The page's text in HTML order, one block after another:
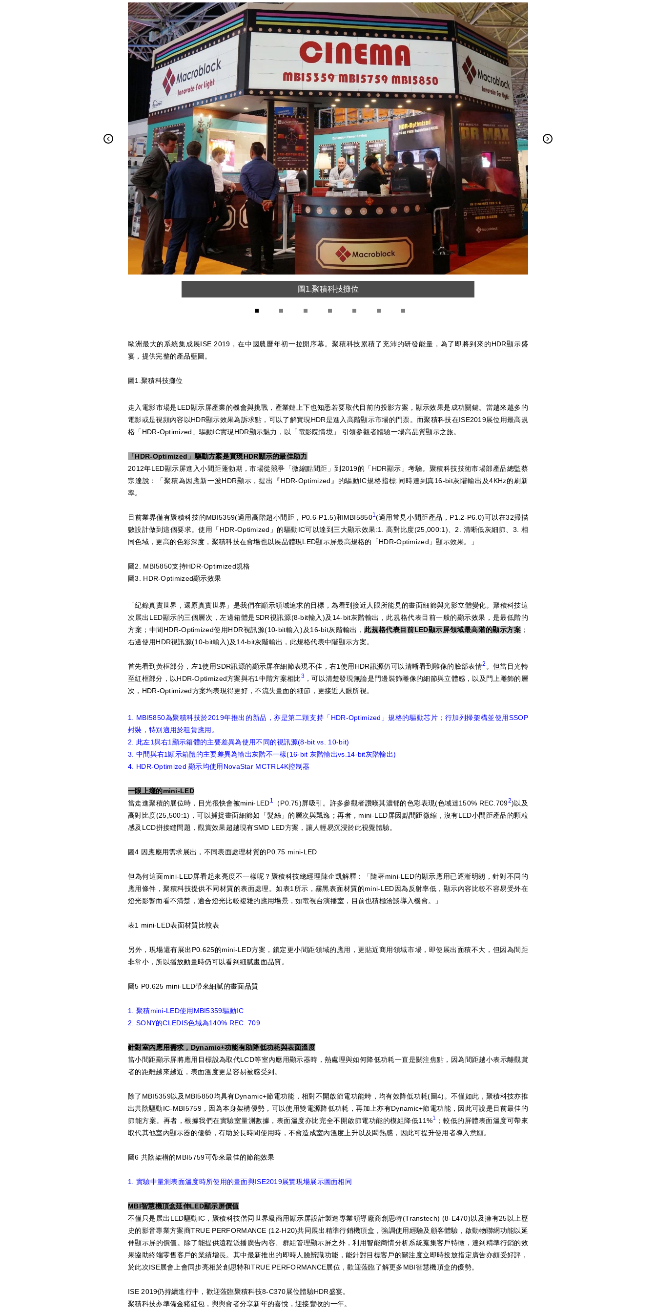
1 2 3 4 5 6 7
圖1.聚積科技攤位
歐洲最大的系統集成展ISE 2019，在中國農曆年初一拉開序幕。聚積科技累積了充沛的研發能量，為了即將到來的HDR顯示盛
宴，提供完整的產品藍圖。
圖1.聚積科技攤位
走入電影市場是LED顯示屏產業的機會與挑戰，產業鏈上下也知悉若要取代目前的投影方案，顯示效果是成功關鍵。當越來越多的
電影或是視頻內容以HDR顯示效果為訴求點，可以了解實現HDR是進入高階顯示市場的門票。而聚積科技在ISE2019展位用最高規
格「HDR-Optimized」驅動IC實現HDR顯示魅力，以「電影院情境」 引領參觀者體驗一場高品質顯示之旅。
「HDR-Optimized」驅動方案是實現HDR顯示的最佳助力
2012年LED顯示屏進入小間距蓬勃期，市場從競爭「微縮點間距」到2019的「HDR顯示」考驗。聚積科技技術市場部產品總監蔡
宗達說：「聚積為因應新一波HDR顯示，提出『HDR-Optimized』的驅動IC規格指標:同時達到真16-bit灰階輸出及4KHz的刷新
率。
目前業界僅有聚積科技的MBI5359(適用高階超小間距，P0.6-P1.5)和MBI58501(適用常見小間距產品，P1.2-P6.0)可以在32掃描
數設計做到這個要求。使用「HDR-Optimized」的驅動IC可以達到三大顯示效果:1. 高對比度(25,000:1)、2. 清晰低灰細節、3. 相
同色域，更高的色彩深度，聚積科技在會場也以展品體現LED顯示屏最高規格的「HDR-Optimized」顯示效果。」
圖2. MBI5850支持HDR-Optimized規格
圖3. HDR-Optimized顯示效果
「紀錄真實世界，還原真實世界」是我們在顯示領域追求的目標，為看到接近人眼所能見的畫面細節與光影立體變化。聚積科技這
次展出LED顯示的三個層次，左邊箱體是SDR視訊源(8-bit輸入)及14-bit灰階輸出，此規格代表目前一般的顯示效果，是最低階的
方案；中間HDR-Optimized使用HDR視訊源(10-bit輸入)及16-bit灰階輸出， 此規格代表目前LED顯示屏領域最高階的顯示方案 ；
右邊使用HDR視訊源(10-bit輸入)及14-bit灰階輸出，此規格代表中階顯示方案。
首先看到黃框部分，左1使用SDR訊源的顯示屏在細節表現不佳，右1使用HDR訊源仍可以清晰看到雕像的臉部表情2 。但當目光轉
至紅框部分，以HDR-Optimized方案與右1中階方案相比3，可以清楚發現無論是門邊裝飾雕像的細節與立體感，以及門上雕飾的層
次，HDR-Optimized方案均表現得更好，不流失畫面的細節，更接近人眼所視。
1. MBI5850為聚積科技於2019年推出的新品，亦是第二顆支持「HDR-Optimized」規格的驅動芯片；行加列掃架構並使用SSOP
封裝，特別適用於租賃應用。
2. 此左1與右1顯示箱體的主要差異為使用不同的視訊源(8-bit vs. 10-bit)
3. 中間與右1顯示箱體的主要差異為輸出灰階不一樣(16-bit 灰階輸出vs.14-bit灰階輸出)
4. HDR-Optimized 顯示均使用NovaStar MCTRL4K控制器
一眼上癮的mini-LED
當走進聚積的展位時，目光很快會被mini-LED1 （P0.75)屏吸引。許多參觀者讚嘆其濃郁的色彩表現(色域達150% REC.7092)以及
高對比度(25,500:1)，可以捕捉畫面細節如「髮絲」的層次與飄逸；再者，mini-LED屏因點間距微縮，沒有LED小間距產品的顆粒
感及LCD拼接縫問題，觀賞效果超越現有SMD LED方案，讓人輕易沉浸於此視覺體驗。
圖4 因應應用需求展出，不同表面處理材質的P0.75 mini-LED
但為何這面mini-LED屏看起來亮度不一樣呢？聚積科技總經理陳企凱解釋：「隨著mini-LED的顯示應用已逐漸明朗，針對不同的
應用條件，聚積科技提供不同材質的表面處理。如表1所示，霧黑表面材質的mini-LED因為反射率低，顯示內容比較不容易受外在
燈光影響而看不清楚，適合燈光比較複雜的應用場景，如電視台演播室，目前也積極洽談導入機會。」
表1 mini-LED表面材質比較表
另外，現場還有展出P0.625的mini-LED方案，鎖定更小間距領域的應用，更貼近商用領域市場，即使展出面積不大，但因為間距
非常小，所以播放動畫時仍可以看到細膩畫面品質。
圖5 P0.625 mini-LED帶來細膩的畫面品質
1. 聚積mini-LED使用MBI5359驅動IC
2. SONY的CLEDIS色域為140% REC. 709
針對室內應用需求，Dynamic+功能有助降低功耗與表面溫度
當小間距顯示屏將應用目標設為取代LCD等室內應用顯示器時，熱處理與如何降低功耗一直是關注焦點，因為間距越小表示離觀賞
者的距離越來越近，表面溫度更是容易被感受到。
除了MBI5359以及MBI5850均具有Dynamic+節電功能，相對不開啟節電功能時，均有效降低功耗(圖4)。不僅如此，聚積科技亦推
出共陰驅動IC-MBI5759，因為本身架構優勢，可以使用雙電源降低功耗，再加上亦有Dynamic+節電功能，因此可說是目前最佳的
節能方案。再者，根據我們在實驗室量測數據，表面溫度亦比完全不開啟節電功能的模組降低11%1 ；較低的屏體表面溫度可帶來
取代其他室內顯示器的優勢，有助於長時間使用時，不會造成室內溫度上升以及悶熱感，因此可提升使用者導入意願。
圖6 共陰架構的MBI5759可帶來最佳的節能效果
1. 實驗中量測表面溫度時所使用的畫面與ISE2019展覽現場展示圖面相同
MBI智慧機頂盒延伸LED顯示屏價值
不僅只是展出LED驅動IC，聚積科技偕同世界級商用顯示屏設計製造專業領導廠商創思特(Transtech) (8-E470)以及擁有25以上歷
史的影音專業方案商TRUE PERFORMANCE (12-H20)共同展出精準行銷機頂盒，強調使用經驗及顧客體驗，啟動物聯網功能以延
伸顯示屏的價值。除了能提供遠程派播廣告內容、群組管理顯示屏之外，利用智能商情分析系統蒐集客戶特徵，達到精準行銷的效
果協助終端零售客戶的業績增長。其中最新推出的即時人臉辨識功能，能針對目標客戶的關注度立即時投放指定廣告亦頗受好評，
於此次ISE展會上會同步亮相於創思特和TRUE PERFORMANCE展位，歡迎蒞臨了解更多MBI智慧機頂盒的優勢。
ISE 2019仍持續進行中，歡迎蒞臨聚積科技8-C370展位體驗HDR盛宴。
聚積科技亦準備金豬紅包，與與會者分享新年的喜悅，迎接豐收的一年。